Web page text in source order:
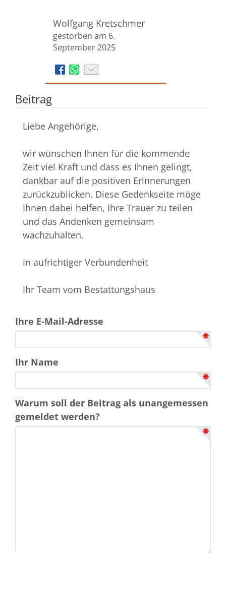
Wolfgang Kretschmer
gestorben am 6.
September 2025
Beitrag
Liebe Angehörige,
wir wünschen Ihnen für die kommende
Zeit viel Kraft und dass es Ihnen gelingt,
dankbar auf die positiven Erinnerungen
zurückzublicken. Diese Gedenkseite möge
Ihnen dabei helfen, Ihre Trauer zu teilen
und das Andenken gemeinsam
wachzuhalten.
In aufrichtiger Verbundenheit
Ihr Team vom Bestattungshaus
Ihre E-Mail-Adresse
Ihr Name
Warum soll der Beitrag als unangemessen
gemeldet werden?